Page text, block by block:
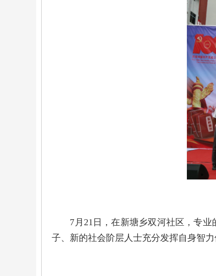
7月21日，在新塘乡双河社区，专业
子、新的社会阶层人士充分发挥自身智